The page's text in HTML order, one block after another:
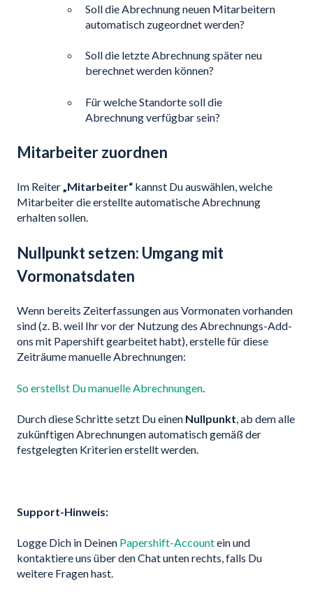
Soll die Abrechnung neuen Mitarbeitern
automatisch zugeordnet werden?
Soll die letzte Abrechnung später neu
berechnet werden können?
Für welche Standorte soll die
Abrechnung verfügbar sein?
Mitarbeiter zuordnen
Im Reiter„Mitarbeiter“ kannst Du auswählen, welche
Mitarbeiter die erstellte automatische Abrechnung
erhalten sollen.
Nullpunkt setzen: Umgang mit
Vormonatsdaten
Wenn bereits Zeiterfassungen aus Vormonaten vorhanden
sind (z. B. weil Ihr vor der Nutzung des Abrechnungs-Add-
ons mit Papershift gearbeitet habt), erstelle für diese
Zeiträume manuelle Abrechnungen:
So erstellst Du manuelle Abrechnungen
Durch diese Schritte setzt Du einen Nullpunkt, ab dem alle
zukünftigen Abrechnungen automatisch gemäß der
festgelegten Kriterien erstellt werden.
Support-Hinweis:
Logge Dich in Deinen Papershift-Accountein und
kontaktiere uns über den Chat unten rechts, falls Du
weitere Fragen hast.